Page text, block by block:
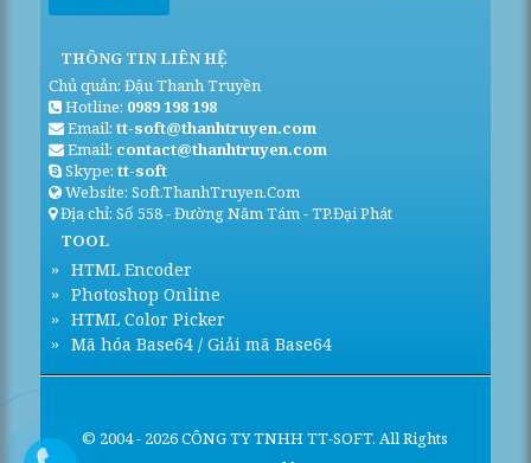
THÔNG TIN LIÊN HỆ
Chủ quản: Đậu Thanh Truyền
Hotline: 0989 198 198
Email:tt-soft@thanhtruyen.com
Email: contact@thanhtruyen.com
Skype:tt-soft
Website: Soft.ThanhTruyen.Com
Địa chỉ: Số 558 - Đường Năm Tám - TP.Đại Phát
TOOL
HTML Encoder
Photoshop Online
HTML Color Picker
Mã hóa Base64 / Giải mã Base64
© 2004- 2026CÔNG TY TNHH TT-SOFT. All Rights